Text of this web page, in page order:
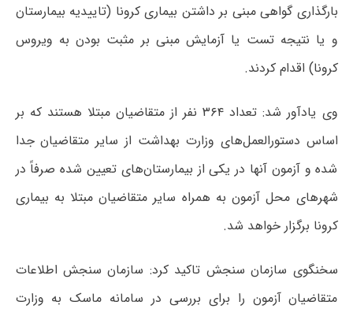
بارگذاری گواهی مبنی بر داشتن بیماری کرونا (تاییدیه بیمارستان
و یا نتیجه تست یا آزمایش مبنی بر مثبت بودن به ویروس
کرونا) اقدام کردند.
وی یادآور شد: تعداد ۳۶۴ نفر از متقاضیان مبتلا هستند که بر
اساس دستورالعمل‌های وزارت بهداشت از سایر متقاضیان جدا
شده و آزمون آنها در یکی از بیمارستان‌های تعیین شده صرفاً در
شهرهای محل آزمون به همراه سایر متقاضیان مبتلا به بیماری
کرونا برگزار خواهد شد.
سخنگوی سازمان سنجش تاکید کرد: سازمان سنجش اطلاعات
متقاضیان آزمون را برای بررسی در سامانه ماسک به وزارت